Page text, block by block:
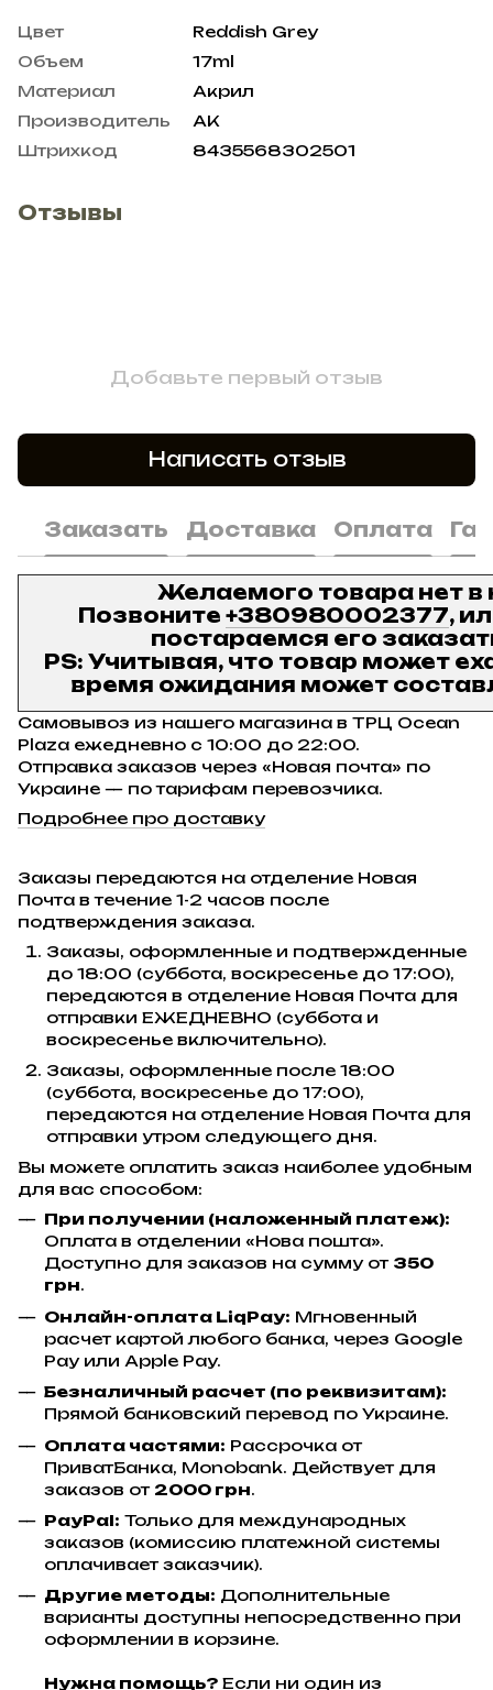
Цвет
Reddish Grey
Объем
17ml
Материал
Акрил
Производитель
AK
Штрихкод
8435568302501
Отзывы
Добавьте первый отзыв
Написать отзыв
Заказать Доставка Оплата
Желаемого товара нет в
Позвоните +380980002377,
постараемся его
PS: Учитывая, что товар может
время ожидания может
Самовывоз из нашего магазина в ТРЦ Ocean
Plaza ежедневно с 10:00 до 22:00.
Отправка заказов через «Новая почта» по
Украине — по тарифам перевозчика.
Подробнее про доставку
Заказы передаются на отделение Новая
Почта в течение 1-2 часов после
подтверждения заказа.
Заказы, оформленные и подтвержденные
до 18:00 (суббота, воскресенье до 17:00),
передаются в отделение Новая Почта для
отправки ЕЖЕДНЕВНО (суббота и
воскресенье включительно).
Заказы, оформленные после 18:00
(суббота, воскресенье до 17:00),
передаются на отделение Новая Почта для
отправки утром следующего дня.
Вы можете оплатить заказ наиболее удобным
для вас способом:
При получении (наложенный платеж):
Оплата в отделении «Нова пошта».
Доступно для заказов на сумму от 350
грн.
Онлайн-оплата LiqPay: Мгновенный
расчет картой любого банка, через Google
Pay или Apple Pay.
Безналичный расчет (по реквизитам):
Прямой банковский перевод по Украине.
Оплата частями: Рассрочка от
ПриватБанка, Monobank. Действует для
заказов от 2000 грн.
PayPal: Только для международных
заказов (комиссию платежной системы
оплачивает заказчик).
Другие методы: Дополнительные
варианты доступны непосредственно при
оформлении в корзине.
Нужна помощь? Если ни один из